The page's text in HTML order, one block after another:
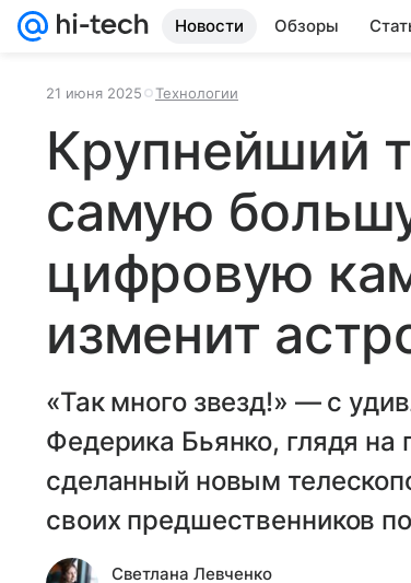
Новости Обзоры
21 июня 2025 Технологии
Крупнейший
самую
цифровую
изменит
«Так много звезд!» — с
Федерика Бьянко, глядя
сделанный новым
своих предшественников
Светлана Левченко